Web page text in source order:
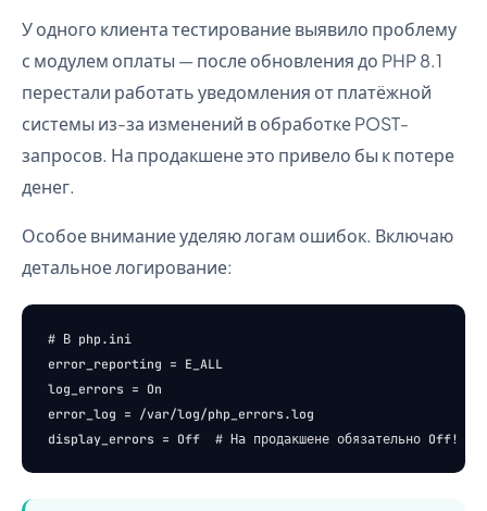
У одного клиента тестирование выявило проблему
с модулем оплаты — после обновления до PHP 8.1
перестали работать уведомления от платёжной
системы из-за изменений в обработке POST-
запросов. На продакшене это привело бы к потере
денег.
Особое внимание уделяю логам ошибок. Включаю
детальное логирование:
# В php.ini
error_reporting = E_ALL
log_errors = On
error_log = /var/log/php_errors.log